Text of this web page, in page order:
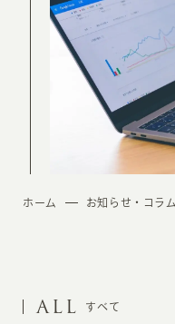
MARKETING
ホーム お知らせ・コラム
ALL すべて